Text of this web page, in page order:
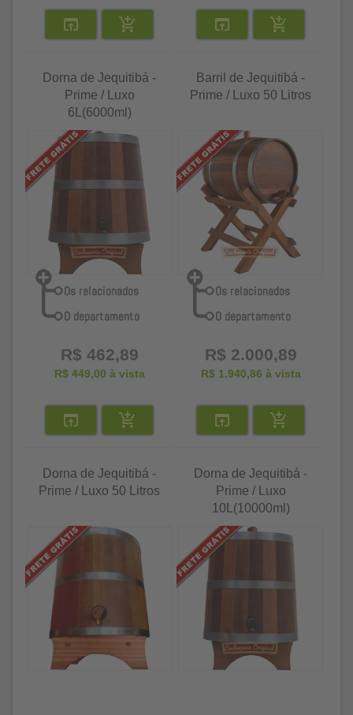
Dorna de Jequitibá -
Prime / Luxo
6L(6000ml)
R$ 462,89
R$ 449,00 à vista
Barril de Jequitibá -
Prime / Luxo 50 Litros
R$ 2.000,89
R$ 1.940,86 à vista
Dorna de Jequitibá -
Prime / Luxo 50 Litros
Dorna de Jequitibá -
Prime / Luxo
10L(10000ml)